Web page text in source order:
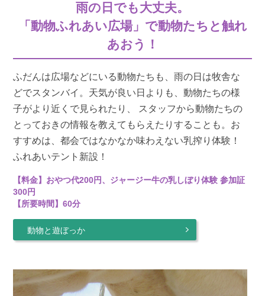
雨の日でも大丈夫。
「動物ふれあい広場」で動物たちと触れ
あおう！
ふだんは広場などにいる動物たちも、雨の日は牧舎な
どでスタンバイ。天気が良い日よりも、動物たちの様
子がより近くで見られたり、 スタッフから動物たちの
とっておきの情報を教えてもらえたりすることも。お
すすめは、都会ではなかなか味わえない乳搾り体験！
ふれあいテント新設！
【料金】おやつ代200円、ジャージー牛の乳しぼり体験 参加証
300円
【所要時間】60分
動物と遊ぼっか